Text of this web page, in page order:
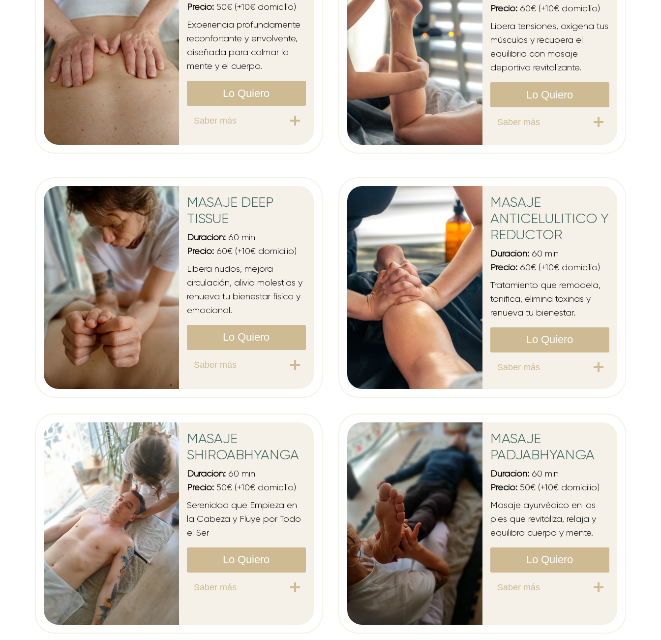
Precio: 50€ (+10€ domicilio)
Experiencia profundamente
reconfortante y envolvente,
diseñada para calmar la
mente y el cuerpo.
Lo Quiero
Saber más
Precio: 60€ (+10€ domicilio)
Libera tensiones, oxigena tus
músculos y recupera el
equilibrio con masaje
deportivo revitalizante.
Lo Quiero
Saber más
MASAJE DEEP
TISSUE
Duración:60 min
Precio: 60€ (+10€ domicilio)
Libera nudos, mejora
circulación, alivia molestias y
renueva tu bienestar físico y
emocional.
Lo Quiero
Saber más
MASAJE
ANTICELULITICO Y
REDUCTOR
Duración:60 min
Precio: 60€ (+10€ domicilio)
Tratamiento que remodela,
tonifica, elimina toxinas y
renueva tu bienestar.
Lo Quiero
Saber más
MASAJE
SHIROABHYANGA
Duración:60 min
Precio: 50€ (+10€ domicilio)
Serenidad que Empieza en
la Cabeza y Fluye por Todo
el Ser
Lo Quiero
Saber más
MASAJE
PADJABHYANGA
Duración:60 min
Precio: 50€ (+10€ domicilio)
Masaje ayurvédico en los
pies que revitaliza, relaja y
equilibra cuerpo y mente.
Lo Quiero
Saber más